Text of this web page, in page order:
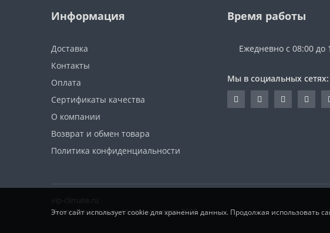
Информация
Доставка
Контакты
Оплата
Сертификаты качества
О компании
Возврат и обмен товара
Политика конфиденциальности
Время работы
Ежедневно с 08:00 до
Мы в социальных сетях:
vip-climate.ru
Интернет магазин кондиционеров 2026
Этот сайт использует cookie для хранения данных. Продолжая использовать